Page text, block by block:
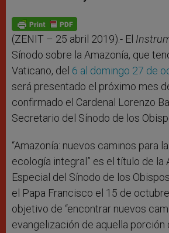
p
p
g
e
o
k
(ZENIT – 25 abril 2019).- El
Sínodo sobre la Amazonía, que
Vaticano, del 6 al domingo 27 de
será presentado el próximo mes
confirmado el Cardenal Lorenzo
Secretario del Sínodo de los
“Amazonía: nuevos caminos para
ecología integral” es el título de la
Especial del Sínodo de los
el Papa Francisco el 15 de
objetivo de “encontrar nuevos
evangelización de aquella porción